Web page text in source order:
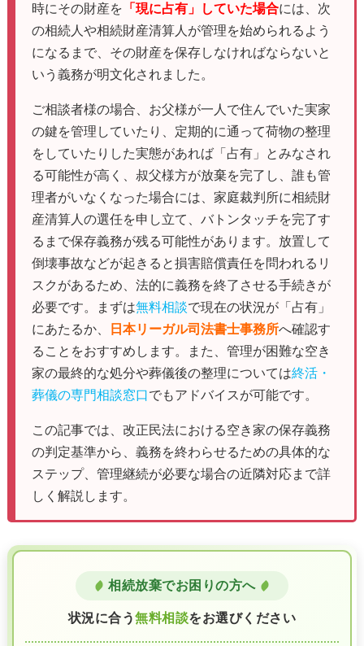
時にその財産を 「現に占有」していた場合には、次
の相続人や相続財産清算人が管理を始められるよう
になるまで、その財産を保存しなければならないと
いう義務が明文化されました。
ご相談者様の場合、お父様が一人で住んでいた実家
の鍵を管理していたり、定期的に通って荷物の整理
をしていたりした実態があれば「占有」とみなされ
る可能性が高く、叔父様方が放棄を完了し、誰も管
理者がいなくなった場合には、家庭裁判所に相続財
産清算人の選任を申し立て、バトンタッチを完了す
るまで保存義務が残る可能性があります。放置して
倒壊事故などが起きると損害賠償責任を問われるリ
スクがあるため、法的に義務を終了させる手続きが
必要です。まずは無料相談で現在の状況が「占有」
にあたるか、
日本リーガル司法書士事務所へ確認す
ることをおすすめします。また、管理が困難な空き
家の最終的な処分や葬儀後の整理については終活・
葬儀の専門相談窓口でもアドバイスが可能です。
この記事では、改正民法における空き家の保存義務
の判定基準から、義務を終わらせるための具体的な
ステップ、管理継続が必要な場合の近隣対応まで詳
しく解説します。
相続放棄でお困りの方へ
状況に合う無料相談をお選びください